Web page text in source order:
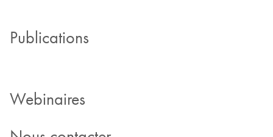
Publications
Webinaires